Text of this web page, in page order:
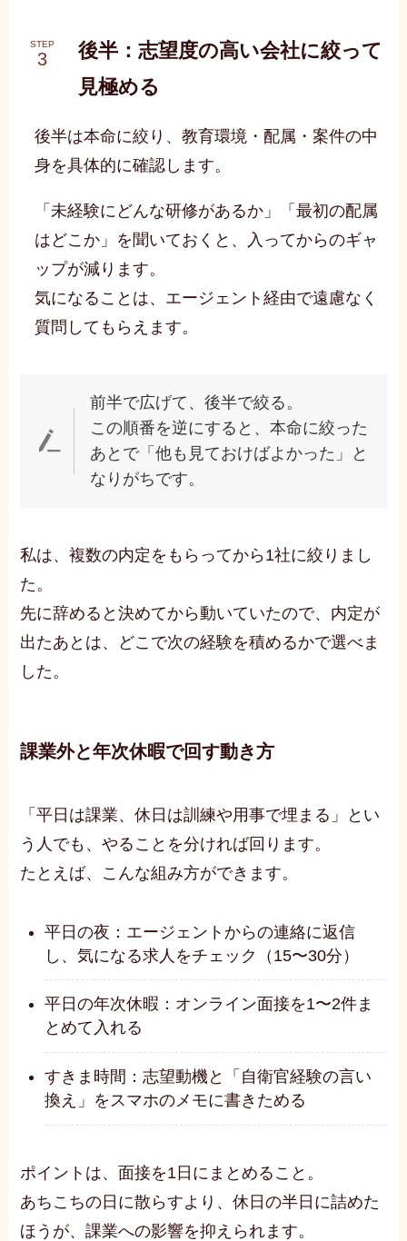
STEP
後半：志望度の高い会社に絞って
見極める
後半は本命に絞り、教育環境・配属・案件の中
身を具体的に確認します。
「未経験にどんな研修があるか」「最初の配属
はどこか」を聞いておくと、入ってからのギャ
ップが減ります。
気になることは、エージェント経由で遠慮なく
質問してもらえます。
前半で広げて、後半で絞る。
この順番を逆にすると、本命に絞った
あとで「他も見ておけばよかった」と
なりがちです。
私は、複数の内定をもらってから1社に絞りまし
た。
先に辞めると決めてから動いていたので、内定が
出たあとは、どこで次の経験を積めるかで選べま
した。
課業外と年次休暇で回す動き方
「平日は課業、休日は訓練や用事で埋まる」とい
う人でも、やることを分ければ回ります。
たとえば、こんな組み方ができます。
平日の夜：エージェントからの連絡に返信
し、気になる求人をチェック（15〜30分）
平日の年次休暇：オンライン面接を1〜2件ま
とめて入れる
すきま時間：志望動機と「自衛官経験の言い
換え」をスマホのメモに書きためる
ポイントは、面接を1日にまとめること。
あちこちの日に散らすより、休日の半日に詰めた
ほうが、課業への影響を抑えられます。